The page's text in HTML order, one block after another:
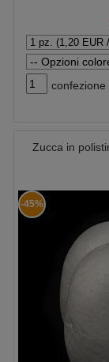
confezione
Zucca in
-45%